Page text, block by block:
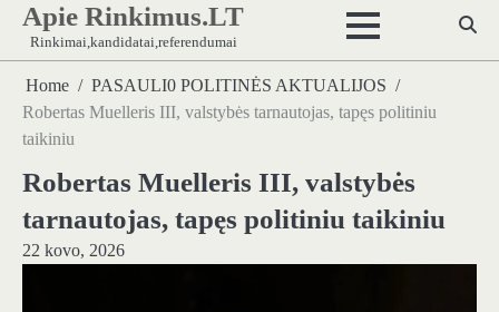
Skip
content
Apie Rinkimus.LT
Rinkimai,kandidatai,referendumai
Home
PASAULI0 POLITINĖS AKTUALIJOS
Robertas Muelleris III, valstybės tarnautojas, tapęs politiniu
taikiniu
Robertas Muelleris III, valstybės
tarnautojas, tapęs politiniu taikiniu
22 kovo, 2026